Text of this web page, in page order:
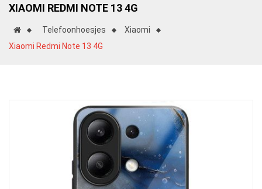
XIAOMI REDMI NOTE 13 4G
Telefoonhoesjes
Xiaomi
Xiaomi Redmi Note 13 4G